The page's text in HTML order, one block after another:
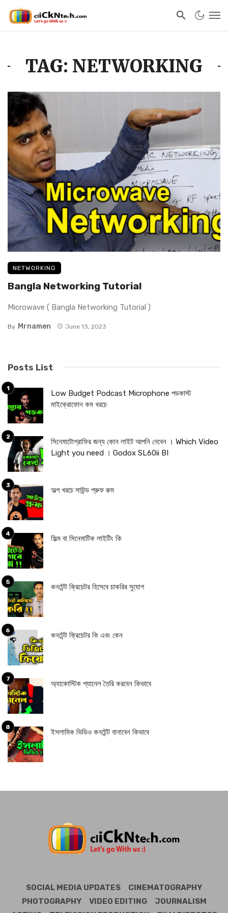
TAG: NETWORKING
NETWORKING
Bangla Networking Tutorial
Microwave ( Bangla Networking Tutorial )
By Mrnamen June 13, 2023
Posts List
Low Budget Podcast Microphone পডকাস্ট
মাইক্রোফোন কম খরচে
সিনেমাটোগ্রাফির জন্য কোন লাইট আপনি নেবেন । Which Video
Light you need । Godox SL60ii BI
অল্প খরচে সাউন্ড প্রুফ রুম
ফিল্ম বা সিনেমাটিক লাইটিং কি
কনটেন্ট ক্রিয়েটর হিসেবে চাকরির সুযোগ
কনটেন্ট ক্রিয়েটর কি এবং কেন
অ্যাকোস্টিক প্যানেল তৈরি করবেন কিভাবে
ইসলামিক ভিডিও কনটেন্ট বানাবেন কিভাবে
SOCIAL MEDIA UPDATES
CINEMATOGRAPHY
PHOTOGRAPHY
VIDEO EDITING
JOURNALISM